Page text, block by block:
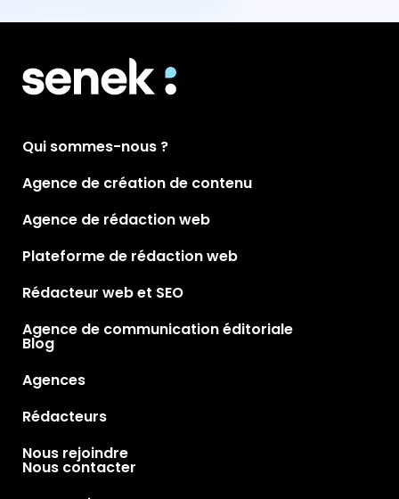
Qui sommes-nous ?
Agence de création de contenu
Agence de rédaction web
Plateforme de rédaction web
Rédacteur web et SEO
Agence de communication éditoriale
Blog
Agences
Rédacteurs
Nous rejoindre
Nous contacter